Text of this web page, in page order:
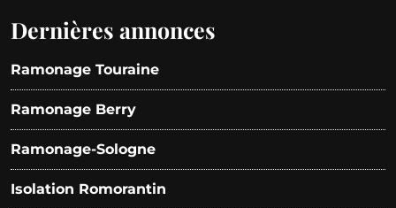
Dernières annonces
Ramonage Touraine
Ramonage Berry
Ramonage-Sologne
Isolation Romorantin